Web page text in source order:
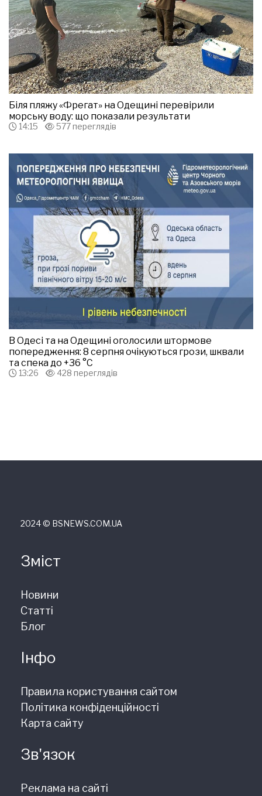
Біля пляжу «Фрегат» на Одещині перевірили
морську воду: що показали результати
14:15 577 переглядів
В Одесі та на Одещині оголосили штормове
попередження: 8 серпня очікуються грози, шквали
та спека до +36 °С
13:26 428 переглядів
2024 © ВSNEWS.COM.UA
Зміст
Новини
Статті
Блог
Інфо
Правила користування сайтом
Політика конфіденційності
Карта сайту
Зв'язок
Реклама на сайті